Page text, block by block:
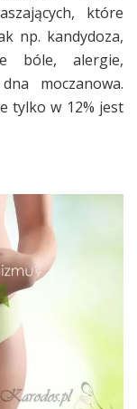
które
np. kandydoza,
bóle, alergie,
moczanowa.
tylko w 12% jest